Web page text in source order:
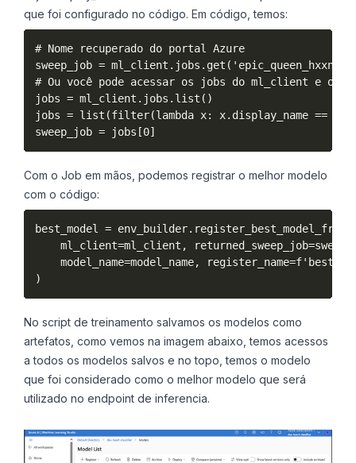
que foi configurado no código. Em código, temos:
# Nome recuperado do portal Azure
sweep_job =
# Ou você pode acessar os jobs do ml_client e
jobs = ml_client.jobs.list()
jobs = list(filter(lambda x: x.display_name ==
Com o Job em mãos, podemos registrar o melhor modelo
com o código:
best_model =
ml_client=ml_client,
model_name=model_name,
No script de treinamento salvamos os modelos como
artefatos, como vemos na imagem abaixo, temos acessos
a todos os modelos salvos e no topo, temos o modelo
que foi considerado como o melhor modelo que será
utilizado no endpoint de inferencia.